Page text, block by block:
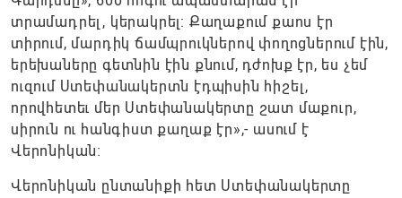
տրամադրել, կերակրել։ Քաղաքում քաոս էր
տիրում, մարդիկ ճամպրուկներով փողոցներում էին,
երեխաները գետնին էին քնում, դժոխք էր, ես չեմ
ուզում Ստեփանակերտն էդպիսին հիշել,
որովհետեւ մեր Ստեփանակերտը շատ մաքուր,
սիրուն ու հանգիստ քաղաք էր»,- ասում է
Վերոնիկան։
Վերոնիկան ընտանիքի հետ Ստեփանակերտը